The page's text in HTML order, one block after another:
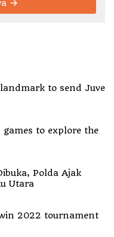
to send Juve
games to explore the
Polda Ajak
Utara
2022 tournament